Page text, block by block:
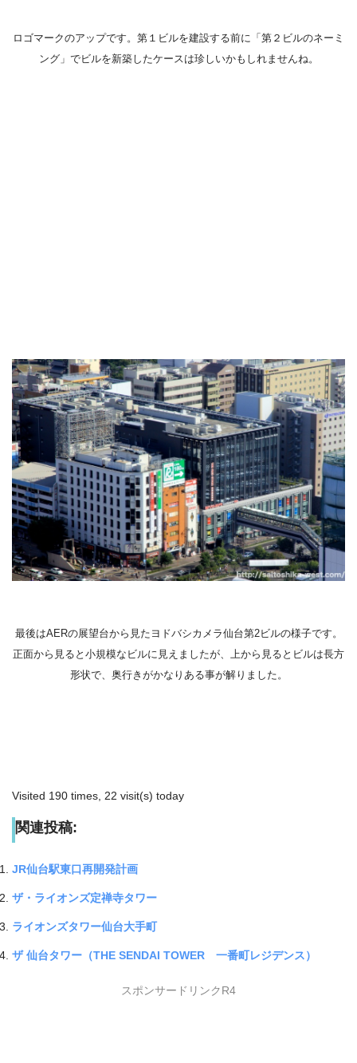
ロゴマークのアップです。第１ビルを建設する前に「第２ビルのネーミ
ング」でビルを新築したケースは珍しいかもしれませんね。
最後はAERの展望台から見たヨドバシカメラ仙台第2ビルの様子です。
正面から見ると小規模なビルに見えましたが、上から見るとビルは長方
形状で、奥行きがかなりある事が解りました。
Visited 190 times, 22 visit(s) today
関連投稿:
JR仙台駅東口再開発計画
ザ・ライオンズ定禅寺タワー
ライオンズタワー仙台大手町
ザ 仙台タワー（THE SENDAI TOWER 一番町レジデンス）
スポンサードリンクR4